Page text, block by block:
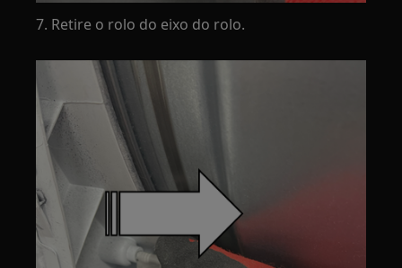
7. Retire o rolo do eixo do rolo.